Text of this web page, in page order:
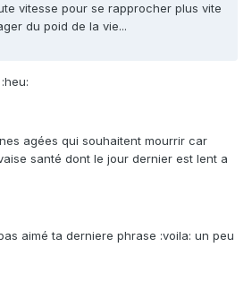
vitesse pour se rapprocher plus vite
du poid de la vie...
agées qui souhaitent mourrir car
santé dont le jour dernier est lent a
aimé ta derniere phrase :voila: un peu